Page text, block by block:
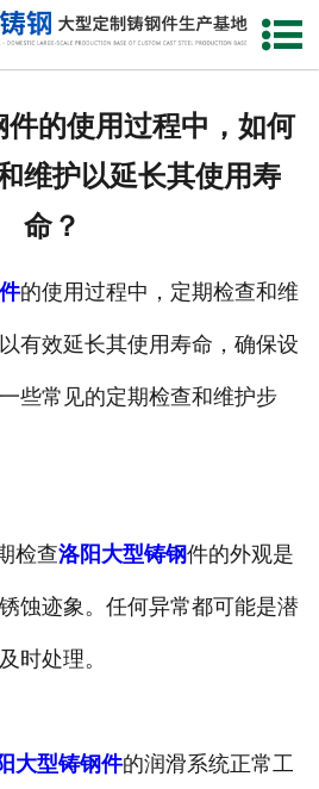
网站首页
生产能力
联系我们
的使用过程中，如何
维护以延长其使用寿
命？
的使用过程中，定期检查和维
有效延长其使用寿命，确保设
些常见的定期检查和维护步
检查洛阳大型铸钢件的外观是
蚀迹象。任何异常都可能是潜
时处理。
大型铸钢件的润滑系统正常工